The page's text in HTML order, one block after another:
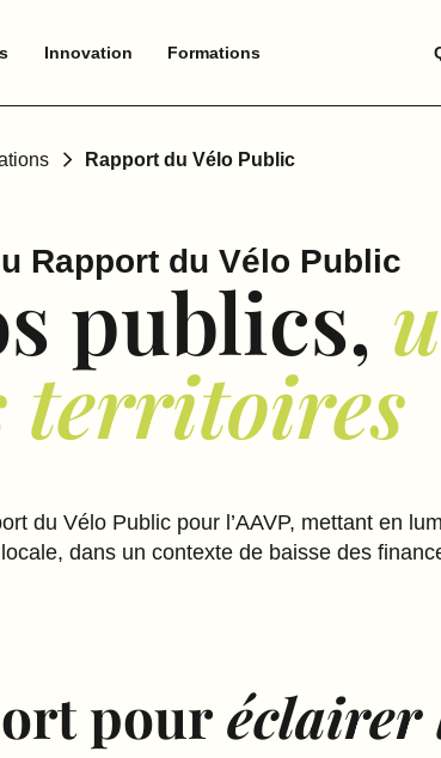
Innovation Formations
Rapport du Vélo Public
Rapport du Vélo Public
publics,
territoires
du Vélo Public pour l’AAVP, mettant en
locale, dans un contexte de baisse des
pouréclairer